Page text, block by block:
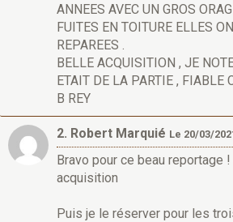
ANNEES AVEC UN GROS
FUITES EN TOITURE ELLES
REPAREES .
BELLE ACQUISITION , JE
ETAIT DE LA PARTIE , FIABLE
B REY
2. Robert Marquié Le 20/03/
Bravo pour ce beau reportage
acquisition
Puis je le réserver pour les